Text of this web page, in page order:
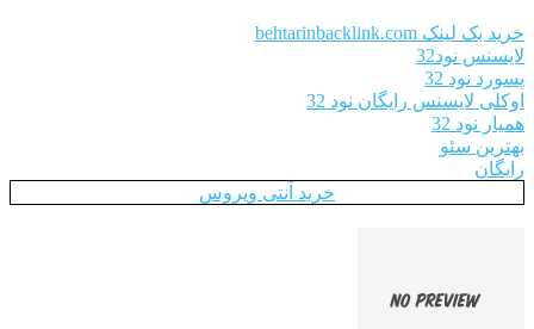
خرید بک لینک behtarinbacklink.com
لایسنس نود32
پسورد نود 32
اوکلی لایسنس رایگان نود 32
همیار نود 32
بهترین سئو
رایگان
خرید آنتی ویروس